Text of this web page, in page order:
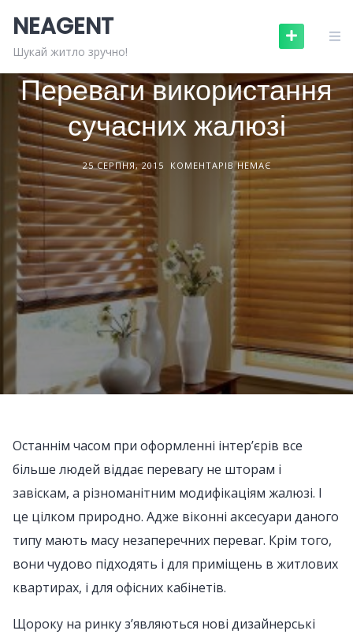
content
NEAGENT
Шукай житло зручно!БУДІВЕЛЬНІ МАТЕРІАЛИ
Переваги використання
сучасних жалюзі
25 СЕРПНЯ, 2015 КОМЕНТАРІВ НЕМАЄ
Останнім часом при оформленні інтер’єрів все
більше людей віддає перевагу не шторам і
завіскам, а різноманітним модифікаціям жалюзі. І
це цілком природно. Адже віконні аксесуари даного
типу мають масу незаперечних переваг. Крім того,
вони чудово підходять і для приміщень в житлових
квартирах, і для офісних кабінетів.
Щороку на ринку з’являються нові дизайнерські